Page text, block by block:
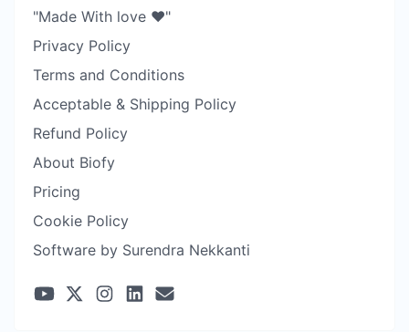
"Made With love ❤️"
Privacy Policy
Terms and Conditions
Acceptable & Shipping Policy
Refund Policy
About Biofy
Pricing
Cookie Policy
Software by Surendra Nekkanti